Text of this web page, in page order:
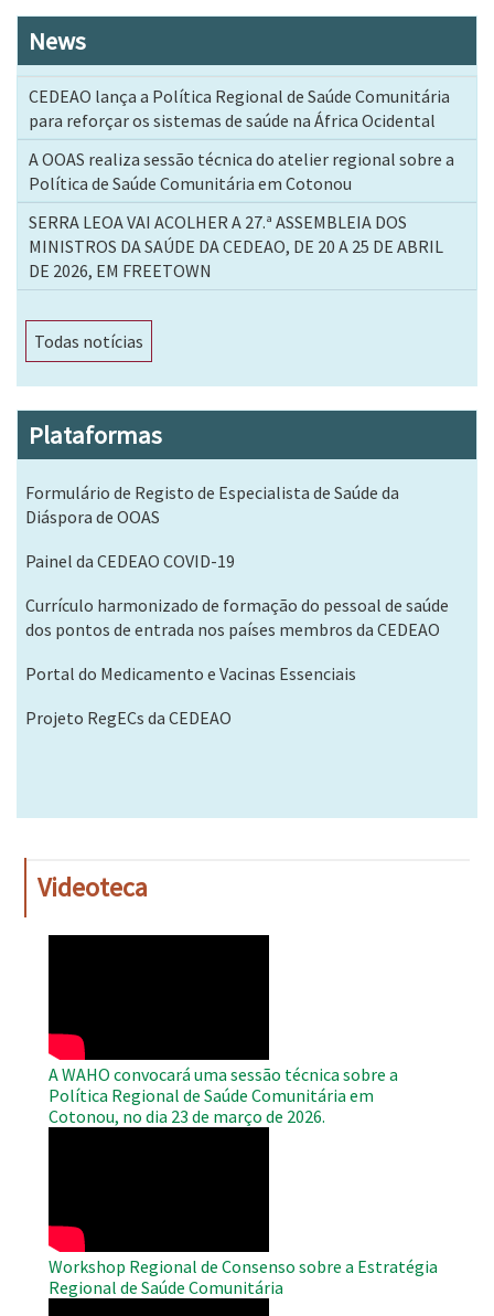
News
CEDEAO lança a Política Regional de Saúde Comunitária
para reforçar os sistemas de saúde na África Ocidental
A OOAS realiza sessão técnica do atelier regional sobre a
Política de Saúde Comunitária em Cotonou
SERRA LEOA VAI ACOLHER A 27.ª ASSEMBLEIA DOS
MINISTROS DA SAÚDE DA CEDEAO, DE 20 A 25 DE ABRIL
DE 2026, EM FREETOWN
Todas notícias
Plataformas
Formulário de Registo de Especialista de Saúde da
Diáspora de OOAS
Painel da CEDEAO COVID-19
Currículo harmonizado de formação do pessoal de saúde
dos pontos de entrada nos países membros da CEDEAO
Portal do Medicamento e Vacinas Essenciais
Projeto RegECs da CEDEAO
Videoteca
A WAHO convocará uma sessão técnica sobre a
Política Regional de Saúde Comunitária em
Cotonou, no dia 23 de março de 2026.
Workshop Regional de Consenso sobre a Estratégia
Regional de Saúde Comunitária